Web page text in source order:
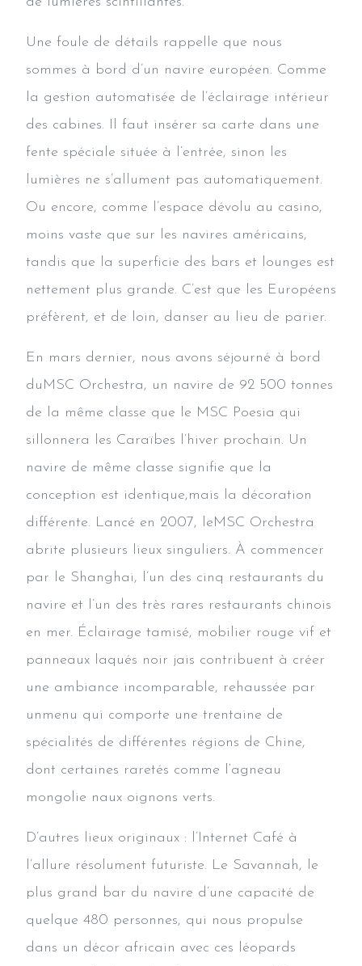
Une foule de détails rappelle que nous
sommes à bord d’un navire européen. Comme
la gestion automatisée de l’éclairage intérieur
des cabines. Il faut insérer sa carte dans une
fente spéciale située à l’entrée, sinon les
lumières ne s’allument pas automatiquement.
Ou encore, comme l’espace dévolu au casino,
moins vaste que sur les navires américains,
tandis que la superficie des bars et lounges est
nettement plus grande. C’est que les Européens
préfèrent, et de loin, danser au lieu de parier.
En mars dernier, nous avons séjourné à bord
duMSC Orchestra, un navire de 92 500 tonnes
de la même classe que le MSC Poesia qui
sillonnera les Caraïbes l’hiver prochain. Un
navire de même classe signifie que la
conception est identique,mais la décoration
différente. Lancé en 2007, leMSC Orchestra
abrite plusieurs lieux singuliers. À commencer
par le Shanghai, l’un des cinq restaurants du
navire et l’un des très rares restaurants chinois
en mer. Éclairage tamisé, mobilier rouge vif et
panneaux laqués noir jais contribuent à créer
une ambiance incomparable, rehaussée par
unmenu qui comporte une trentaine de
spécialités de différentes régions de Chine,
dont certaines raretés comme l‘agneau
mongolie naux oignons verts.
D’autres lieux originaux : l’Internet Café à
l’allure résolument futuriste. Le Savannah, le
plus grand bar du navire d’une capacité de
quelque 480 personnes, qui nous propulse
dans un décor africain avec ces léopards